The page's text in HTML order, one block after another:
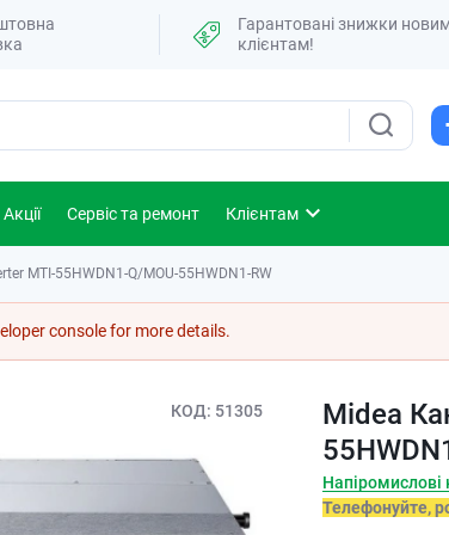
Гарантовані знижки
клієнтам!
Акції Сервіс та ремонт Клієнтам
MTI-55HWDN1-Q/MOU-55HWDN1-RW
console for more details.
КОД 51305
Midea
Напіромислові
Телефонуйте,